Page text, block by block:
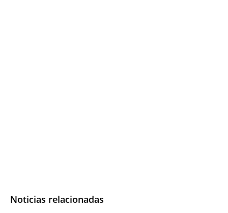
Noticias relacionadas